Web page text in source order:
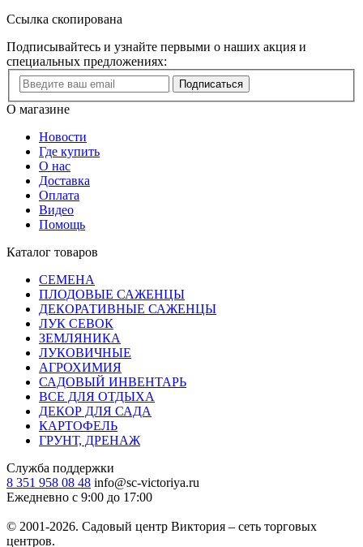
Ссылка скопирована
Подписывайтесь и узнайте первыми о наших акция и
специальных предложениях:
Подписаться
О магазине
Новости
Где купить
О нас
Доставка
Оплата
Видео
Помощь
Каталог товаров
СЕМЕНА
ПЛОДОВЫЕ САЖЕНЦЫ
ДЕКОРАТИВНЫЕ САЖЕНЦЫ
ЛУК СЕВОК
ЗЕМЛЯНИКА
ЛУКОВИЧНЫЕ
АГРОХИМИЯ
САДОВЫЙ ИНВЕНТАРЬ
ВСЕ ДЛЯ ОТДЫХА
ДЕКОР ДЛЯ САДА
КАРТОФЕЛЬ
ГРУНТ, ДРЕНАЖ
Служба поддержки
8 351 958 08 48 info@sc-victoriya.ru
Ежедневно с 9:00 до 17:00
© 2001-2026. Садовый центр Виктория – сеть торговых
центров.